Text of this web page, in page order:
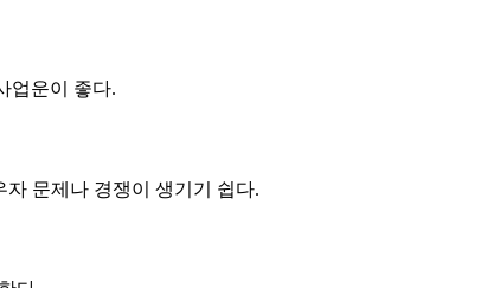
업운이 좋다.
자 문제나 경쟁이 생기기 쉽다.